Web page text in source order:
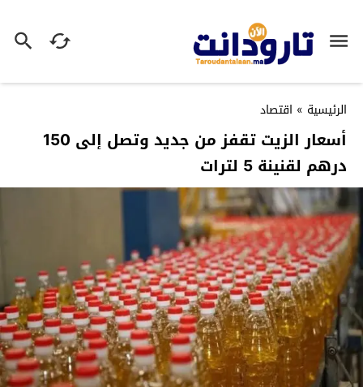
الرئيسية » اقتصاد
أسعار الزيت تقفز من جديد وتصل إلى 150
درهم لقنينة 5 لترات